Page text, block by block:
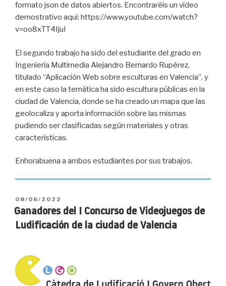
formato json de datos abiertos. Encontraréis un vídeo
demostrativo aquí: https://www.youtube.com/watch?
v=oo8xTT4IjuI
El segundo trabajo ha sido del estudiante del grado en
Ingeniería Multimedia Alejandro Bernardo Rupérez,
titulado “Aplicación Web sobre esculturas en Valencia”, y
en este caso la temática ha sido escultura públicas en la
ciudad de Valencia, donde se ha creado un mapa que las
geolocaliza y aporta información sobre las mismas
pudiendo ser clasificadas según materiales y otras
características.
Enhorabuena a ambos estudiantes por sus trabajos.
PUBLICADO
EL
08/06/2022
Ganadores del I Concurso de Videojuegos de
Ludificación de la ciudad de Valencia